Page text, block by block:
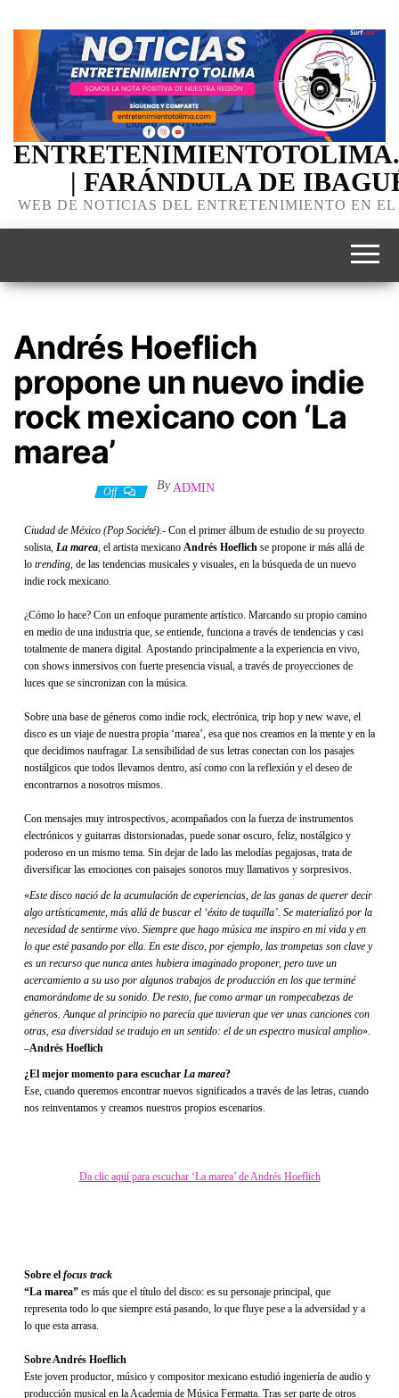
| FARÁNDULA DE
WEB DE NOTICIAS DEL ENTRETENIMIENTO EN
Andrés Hoeflich
propone un nuevo indie
rock mexicano con ‘La
marea’
Off By ADMIN
Ciudad de México (Pop Société).- Con el primer álbum de estudio de su proyecto
solista, La marea, el artista mexicano Andrés Hoeflich se propone ir más allá de
lo trending, de las tendencias musicales y visuales, en la búsqueda de un nuevo
indie rock mexicano.
¿Cómo lo hace? Con un enfoque puramente artístico. Marcando su propio camino
en medio de una industria que, se entiende, funciona a través de tendencias y casi
totalmente de manera digital. Apostando principalmente a la experiencia en vivo,
con shows inmersivos con fuerte presencia visual, a través de proyecciones de
luces que se sincronizan con la música.
Sobre una base de géneros como indie rock, electrónica, trip hop y new wave, el
disco es un viaje de nuestra propia ‘marea’, esa que nos creamos en la mente y en la
que decidimos naufragar. La sensibilidad de sus letras conectan con los pasajes
nostálgicos que todos llevamos dentro, así como con la reflexión y el deseo de
encontrarnos a nosotros mismos.
Con mensajes muy introspectivos, acompañados con la fuerza de instrumentos
electrónicos y guitarras distorsionadas, puede sonar oscuro, feliz, nostálgico y
poderoso en un mismo tema. Sin dejar de lado las melodías pegajosas, trata de
diversificar las emociones con paisajes sonoros muy llamativos y sorpresivos.
«Este disco nació de la acumulación de experiencias, de las ganas de querer decir
algo artísticamente, más allá de buscar el ‘éxito de taquilla’. Se materializó por la
necesidad de sentirme vivo. Siempre que hago música me inspiro en mi vida y en
lo que esté pasando por ella. En este disco, por ejemplo, las trompetas son clave y
es un recurso que nunca antes hubiera imaginado proponer, pero tuve un
acercamiento a su uso por algunos trabajos de producción en los que terminé
enamorándome de su sonido. De resto, fue como armar un rompecabezas de
géneros. Aunque al principio no parecía que tuvieran que ver unas canciones con
otras, esa diversidad se tradujo en un sentido: el de un espectro musical amplio».
–Andrés Hoeflich
¿El mejor momento para escuchar La marea?
Ese, cuando queremos encontrar nuevos significados a través de las letras, cuando
nos reinventamos y creamos nuestros propios escenarios.
Da clic aquí para escuchar ‘La marea’ de Andrés Hoeflich
Sobre el focus track
“La marea” es más que el título del disco: es su personaje principal, que
representa todo lo que siempre está pasando, lo que fluye pese a la adversidad y a
lo que esta arrasa.
Sobre Andrés Hoeflich
Este joven productor, músico y compositor mexicano estudió ingeniería de audio y
producción musical en la Academia de Música Fermatta. Tras ser parte de otros